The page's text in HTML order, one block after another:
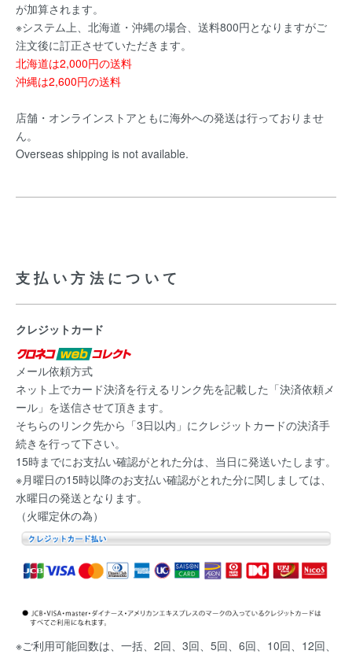
が加算されます。
※システム上、北海道・沖縄の場合、送料800円となりますがご
注文後に訂正させていただきます。
北海道は2,000円の送料
沖縄は2,600円の送料
店舗・オンラインストアともに海外への発送は行っておりませ
ん。
Overseas shipping is not available.
支払い方法について
クレジットカード
メール依頼方式
ネット上でカード決済を行えるリンク先を記載した「決済依頼メ
ール」を送信させて頂きます。
そちらのリンク先から「3日以内」にクレジットカードの決済手
続きを行って下さい。
15時までにお支払い確認がとれた分は、当日に発送いたします。
※月曜日の15時以降のお支払い確認がとれた分に関しましては、
水曜日の発送となります。
（火曜定休の為）
※ご利用可能回数は、一括、2回、3回、5回、6回、10回、12回、